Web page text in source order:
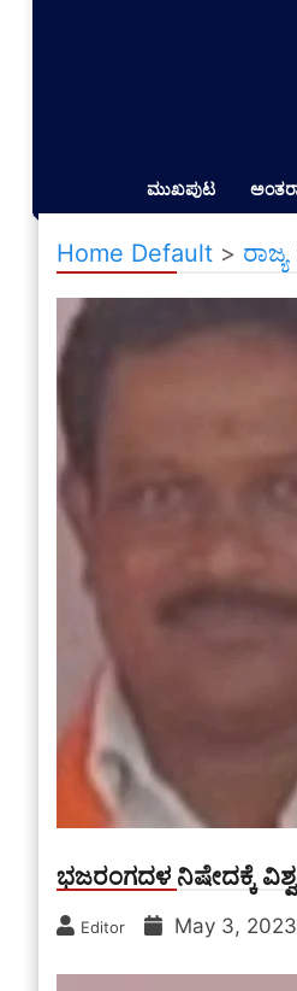
ಮುಖಪುಟ
Home Default > ರಾಜ್ಯ
ಭಜರಂಗದಳ ನಿಷೇದಕ್ಕೆ
Editor May 3, 2023